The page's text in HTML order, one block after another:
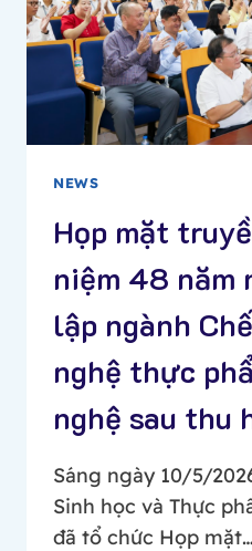
CẦN
THƠ
NEWS
Họp mặt
niệm 48 năm
lập ngành
nghệ thực
nghệ sau thu
Sáng ngày 10/5/
Sinh học và Thực
đã tổ chức Họp mặt…